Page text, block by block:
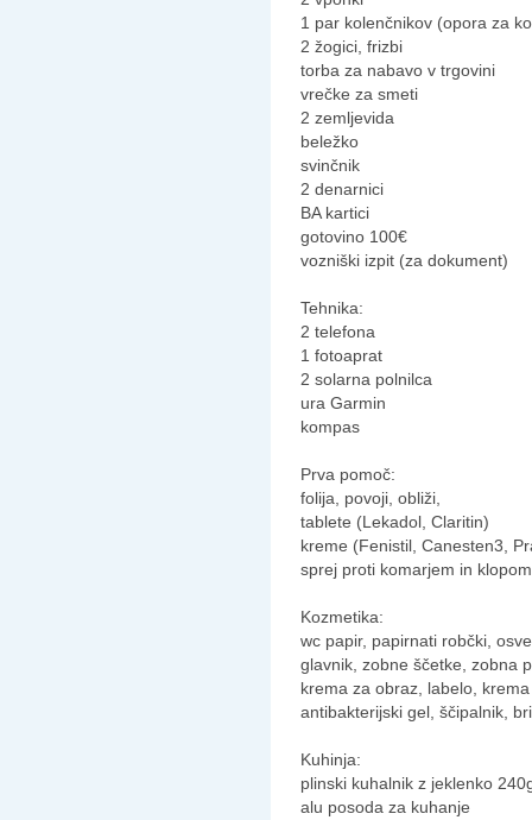
1 par kolenčnikov (opora za
2 žogici, frizbi
torba za nabavo v trgovini
vrečke za smeti
2 zemljevida
beležko
svinčnik
2 denarnici
BA kartici
gotovino 100€
vozniški izpit (za dokument)
Tehnika:
2 telefona
1 fotoaprat
2 solarna polnilca
ura Garmin
kompas
Prva pomoč:
folija, povoji, obliži,
tablete (Lekadol, Claritin)
kreme (Fenistil, Canesten3,
sprej proti komarjem in klopom
Kozmetika:
wc papir, papirnati robčki,
glavnik, zobne ščetke, zobna
krema za obraz, labelo,
antibakterijski gel, ščipalnik,
Kuhinja:
plinski kuhalnik z jeklenko
alu posoda za kuhanje